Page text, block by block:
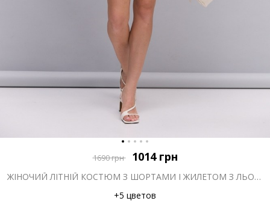
1690грн 1014 грн
ЖІНОЧИЙ ЛІТНІЙ КОСТЮМ З ШОРТАМИ І ЖИЛЕТОМ З ЛЬОНУ СВІТЛО-БЕЖЕВИЙ
+5 цветов